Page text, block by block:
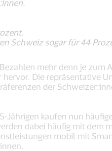
Schweiz sogar für 44
mehr denn je zum
Die repräsentative
der
Jährigen kaufen nun
dabei häufig mit dem
mobil mit